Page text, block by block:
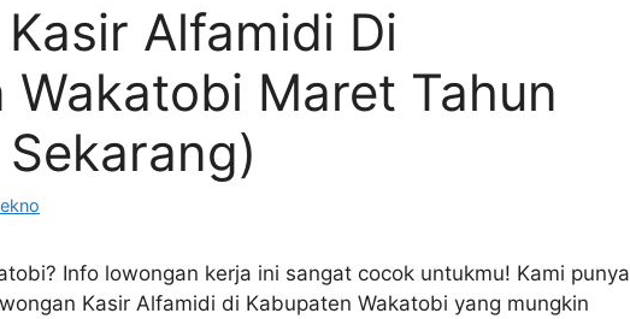
Alfamidi Di
Wakatobi Maret Tahun
Info lowongan kerja ini sangat cocok untukmu! Kami punya
Kasir Alfamidi di Kabupaten Wakatobi yang mungkin